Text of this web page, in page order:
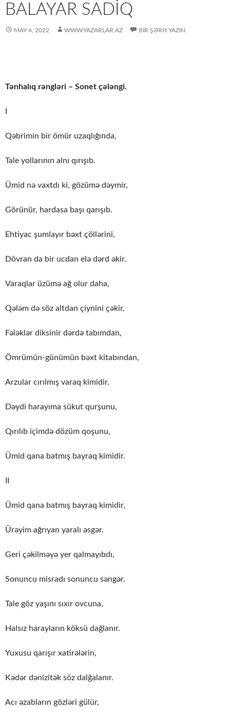
BALAYAR SADİQ
MAY 4, 2022 WWW.YAZARLAR.AZ BIR ŞƏRH YAZIN
Tənhalıq rəngləri – Sonet çələngi.
Qəbrimin bir ömür uzaqlığında,
Tale yollarının alnı qırışıb.
Ümid nə vaxtdı ki, gözümə dəymir,
Görünür, hardasa başı qarışıb.
Ehtiyac şumlayır bəxt çöllərini,
Dövran da bir ucdan elə dərd əkir.
Varaqlar üzümə ağ olur daha,
Qələm də söz altdan çiynini çəkir.
Fələklər diksinir dərdə tabımdan,
Ömrümün-günümün bəxt kitabından,
Arzular cırılmış varaq kimidir.
Dəydi harayıma sükut qurşunu,
Qırılıb içimdə dözüm qoşunu,
Ümid qana batmış bayraq kimidir.
Ümid qana batmış bayraq kimidir,
Ürəyim ağrıyan yaralı əsgər.
Geri çəkilməyə yer qalmayıbdı,
Sonuncu misradı sonuncu səngər.
Tale göz yaşını sıxır ovcuna,
Halsız harayların köksü dağlanır.
Yuxusu qarışır xatirələrin,
Kədər dənizitək söz dalğalanır.
Acı əzabların gözləri gülür,